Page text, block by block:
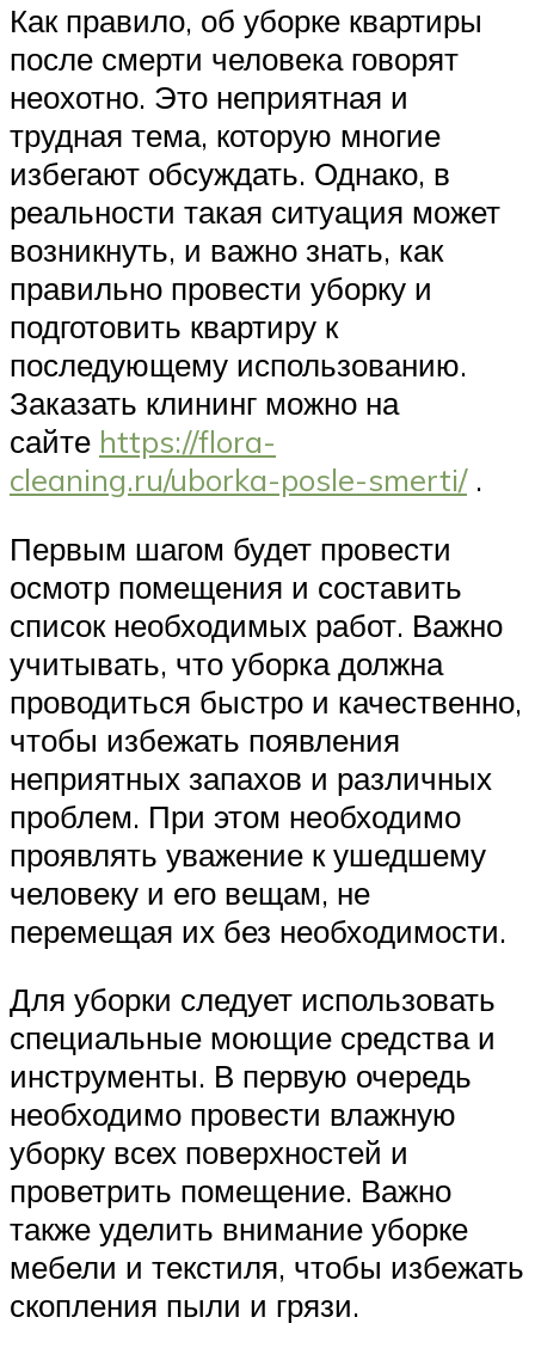
Как правило, об уборке квартиры
после смерти человека говорят
неохотно. Это неприятная и
трудная тема, которую многие
избегают обсуждать. Однако, в
реальности такая ситуация может
возникнуть, и важно знать, как
правильно провести уборку и
подготовить квартиру к
последующему использованию.
Заказать клининг можно на
сайте https://flora-
cleaning.ru/uborka-posle-smerti/.
Первым шагом будет провести
осмотр помещения и составить
список необходимых работ. Важно
учитывать, что уборка должна
проводиться быстро и качественно,
чтобы избежать появления
неприятных запахов и различных
проблем. При этом необходимо
проявлять уважение к ушедшему
человеку и его вещам, не
перемещая их без необходимости.
Для уборки следует использовать
специальные моющие средства и
инструменты. В первую очередь
необходимо провести влажную
уборку всех поверхностей и
проветрить помещение. Важно
также уделить внимание уборке
мебели и текстиля, чтобы избежать
скопления пыли и грязи.